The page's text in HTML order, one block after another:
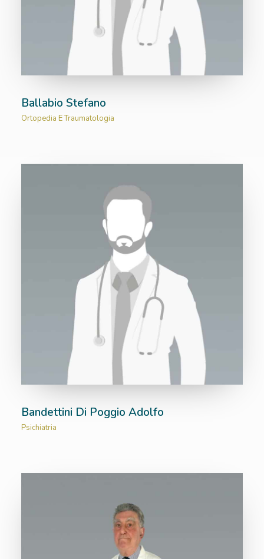
Ballabio Stefano
Ortopedia E Traumatologia
Bandettini Di Poggio Adolfo
Psichiatria